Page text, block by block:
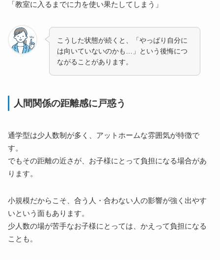
「教室に入るまでに力を使い果たしてしまう」
こうした状態が続くと、「やっぱり自分に
は向いていないのかも…」という後悔につ
ながることがあります。
人間関係の距離感に戸惑う
通学型は少人数制が多く、アットホームな雰囲気が特徴で
す。
でもその距離の近さが、お子様にとって負担になる場合があ
ります。
小規模だからこそ、合う人・合わない人の影響が強く出やす
いという面もあります。
少人数の場が苦手なお子様にとっては、かえって負担になる
ことも。